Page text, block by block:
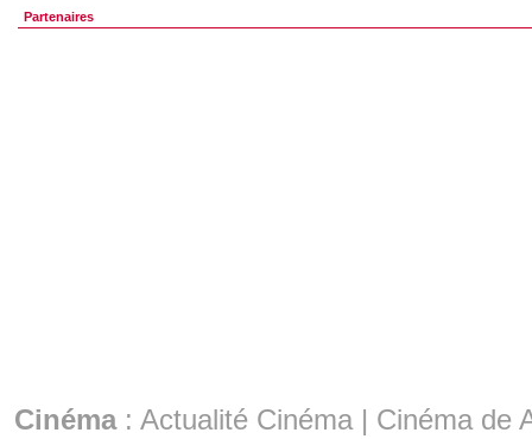
Partenaires
Cinéma: Actualité Cinéma | Cinéma de